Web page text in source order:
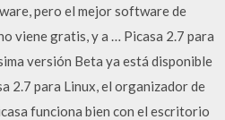
pero el mejor software de
viene gratis, y a … Picasa 2.7 para
versión Beta ya está disponible
2.7 para Linux, el organizador de
funciona bien con el escritorio